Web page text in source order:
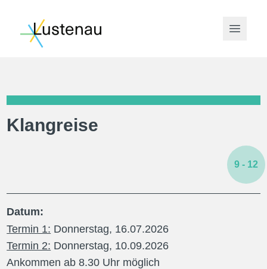
Open
Klangreise
9- 12
Datum:
Termin 1: Donnerstag, 16.07.2026
Termin 2: Donnerstag, 10.09.2026
Ankommen ab 8.30 Uhr möglich